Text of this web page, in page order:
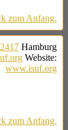
Hamburg
Website:
www.isuf.org